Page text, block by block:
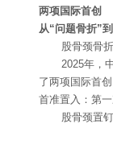
两项国际首创
从“问题骨折”
股骨颈骨折自
2025年，中
了两项国际首创
首准置入：第
股骨颈置钉